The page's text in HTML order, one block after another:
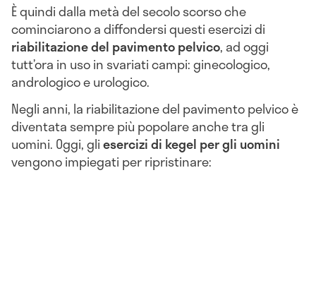
È quindi dalla metà del secolo scorso che
cominciarono a diffondersi questi esercizi di
riabilitazione del pavimento pelvico, ad oggi
tutt’ora in uso in svariati campi: ginecologico,
andrologico e urologico.
Negli anni, la riabilitazione del pavimento pelvico è
diventata sempre più popolare anche tra gli
uomini. Oggi, gliesercizi di kegel per gli uomini
vengono impiegati per ripristinare: